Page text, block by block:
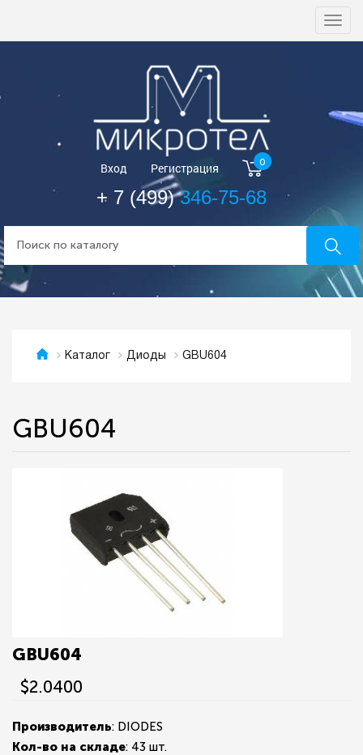
Вход Регистрация 0
+ 7 (499)346-75-68
Каталог Диоды GBU604
GBU604
GBU604
$2.0400
Производитель: DIODES
Кол-во на складе: 43 шт.